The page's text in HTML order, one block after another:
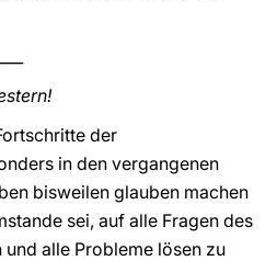
der
in den vergangenen
bisweilen glauben machen
sei, auf alle Fragen des
alle Probleme lösen zu